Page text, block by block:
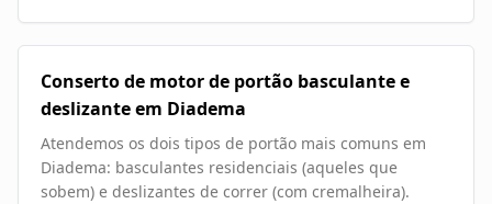
Conserto de motor de portão basculante e
deslizante em Diadema
Atendemos os dois tipos de portão mais comuns em
Diadema: basculantes residenciais (aqueles que
sobem) e deslizantes de correr (com cremalheira).